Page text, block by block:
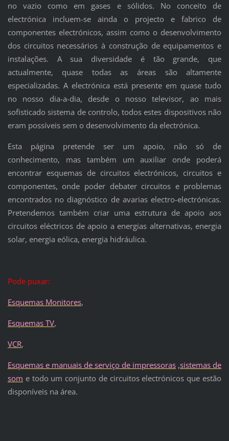
no vazio como em gases e sólidos. No conceito de
electrónica incluem-se ainda o projecto e fabrico de
componentes electrónicos, assim como o desenvolvimento
dos circuitos necessários à construção de equipamentos e
instalações. A sua diversidade é tão grande, que
actualmente, quase todas as áreas são altamente
especializadas. A electrónica está presente em quase tudo
no nosso dia-a-dia, desde o nosso televisor, ao mais
sofisticado sistema de controlo, todos estes dispositivos não
eram possíveis sem o desenvolvimento da electrónica.
Esta página pretende ser um apoio, não só de
conhecimento, mas também um auxiliar onde poderá
encontrar esquemas de circuitos electrónicos, circuitos e
componentes, onde poder debater circuitos e problemas
encontrados no diagnóstico de avarias electro-electrónicas.
Pretendemos também criar uma estrutura de apoio aos
circuitos eléctricos de apoio a energias alternativas, energia
solar, energia eólica, energia hidráulica.
Pode puxar:
Esquemas Monitores,
Esquemas TV,
VCR,
Esquemas e manuais de serviço de impressoras ,sistemas de
som e todo um conjunto de circuitos electrónicos que estão
disponíveis na área.